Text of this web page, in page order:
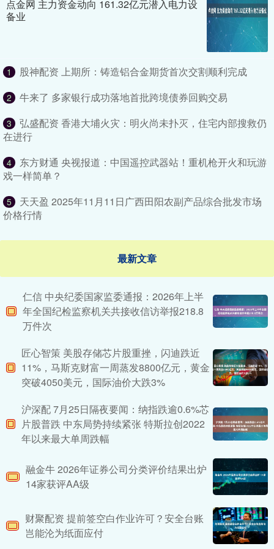
点金网 主力资金动向 161.32亿元潜入电力设
备业
1 股神配资 上期所：铸造铝合金期货首次交割顺利完成
2 牛来了 多家银行成功落地首批跨境债券回购交易
3
弘盛配资 香港大埔火灾：明火尚未扑灭，住宅内部搜救仍
在进行
4
东方财通 央视报道：中国遥控武器站！重机枪开火和玩游
戏一样简单？
5
天天盈 2025年11月11日广西田阳农副产品综合批发市场
价格行情
最新文章
仁信 中央纪委国家监委通报：2026年上半
年全国纪检监察机关共接收信访举报218.8
万件次
匠心智策 美股存储芯片股重挫，闪迪跌近
11%，马斯克财富一周蒸发8800亿元，黄金
突破4050美元，国际油价大跌3%
沪深配 7月25日隔夜要闻：纳指跌逾0.6%芯
片股普跌 中东局势持续紧张 特斯拉创2022
年以来最大单周跌幅
融金牛 2026年证券公司分类评价结果出炉
14家获评AA级
财聚配资 提前签空白作业许可？安全台账
岂能沦为纸面应付